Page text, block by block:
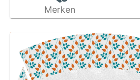
Merken